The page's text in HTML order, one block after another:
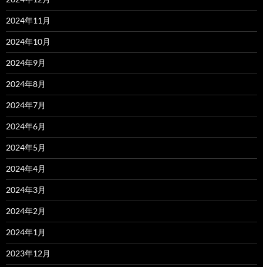
2024年11月
2024年10月
2024年9月
2024年8月
2024年7月
2024年6月
2024年5月
2024年4月
2024年3月
2024年2月
2024年1月
2023年12月